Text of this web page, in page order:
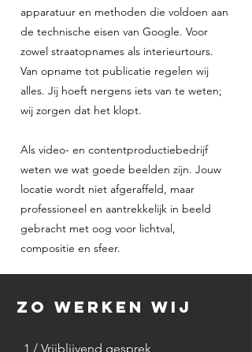
apparatuur en methoden die voldoen aan
de technische eisen van Google. Voor
zowel straatopnames als interieurtours.
Van opname tot publicatie regelen wij
alles. Jij hoeft nergens iets van te weten;
wij zorgen dat het klopt.
Als video- en contentproductiebedrijf
weten we wat goede beelden zijn. Jouw
locatie wordt niet afgeraffeld, maar
professioneel en aantrekkelijk in beeld
gebracht met oog voor lichtval,
compositie en sfeer.
Zo werken wij
1 / Vrijblijvend gesprek